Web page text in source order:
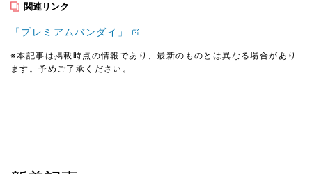
関連リンク
「プレミアムバンダイ」
※本記事は掲載時点の情報であり、最新のものとは異なる場合があり
ます。予めご了承ください。